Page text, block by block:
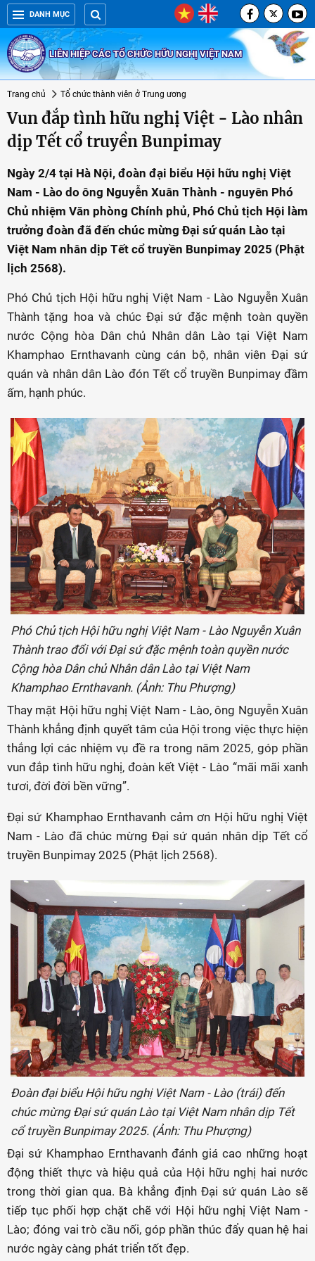
DANH MỤC
LIÊN HIỆP CÁC TỔ CHỨC HỮU NGHỊ VIỆT NAM
Trang chủ Tổ chức thành viên ở Trung ương
Vun đắp tình hữu nghị Việt - Lào nhân
dịp Tết cổ truyền Bunpimay
Ngày 2/4 tại Hà Nội, đoàn đại biểu Hội hữu nghị Việt
Nam - Lào do ông Nguyễn Xuân Thành - nguyên Phó
Chủ nhiệm Văn phòng Chính phủ, Phó Chủ tịch Hội làm
trưởng đoàn đã đến chúc mừng Đại sứ quán Lào tại
Việt Nam nhân dịp Tết cổ truyền Bunpimay 2025 (Phật
lịch 2568).
Phó Chủ tịch Hội hữu nghị Việt Nam - Lào Nguyễn Xuân
Thành tặng hoa và chúc Đại sứ đặc mệnh toàn quyền
nước Cộng hòa Dân chủ Nhân dân Lào tại Việt Nam
Khamphao Ernthavanh cùng cán bộ, nhân viên Đại sứ
quán và nhân dân Lào đón Tết cổ truyền Bunpimay đầm
ấm, hạnh phúc.
Phó Chủ tịch Hội hữu nghị Việt Nam - Lào Nguyễn Xuân
Thành trao đổi với Đại sứ đặc mệnh toàn quyền nước
Cộng hòa Dân chủ Nhân dân Lào tại Việt Nam
Khamphao Ernthavanh. (Ảnh: Thu Phượng)
Thay mặt Hội hữu nghị Việt Nam - Lào, ông Nguyễn Xuân
Thành khẳng định quyết tâm của Hội trong việc thực hiện
thắng lợi các nhiệm vụ đề ra trong năm 2025, góp phần
vun đắp tình hữu nghị, đoàn kết Việt - Lào “mãi mãi xanh
tươi, đời đời bền vững”.
Đại sứ Khamphao Ernthavanh cảm ơn Hội hữu nghị Việt
Nam - Lào đã chúc mừng Đại sứ quán nhân dịp Tết cổ
truyền Bunpimay 2025 (Phật lịch 2568).
Đoàn đại biểu Hội hữu nghị Việt Nam - Lào (trái) đến
chúc mừng Đại sứ quán Lào tại Việt Nam nhân dịp Tết
cổ truyền Bunpimay 2025. (Ảnh: Thu Phượng)
Đại sứ Khamphao Ernthavanh đánh giá cao những hoạt
động thiết thực và hiệu quả của Hội hữu nghị hai nước
trong thời gian qua. Bà khẳng định Đại sứ quán Lào sẽ
tiếp tục phối hợp chặt chẽ với Hội hữu nghị Việt Nam -
Lào; đóng vai trò cầu nối, góp phần thúc đẩy quan hệ hai
nước ngày càng phát triển tốt đẹp.